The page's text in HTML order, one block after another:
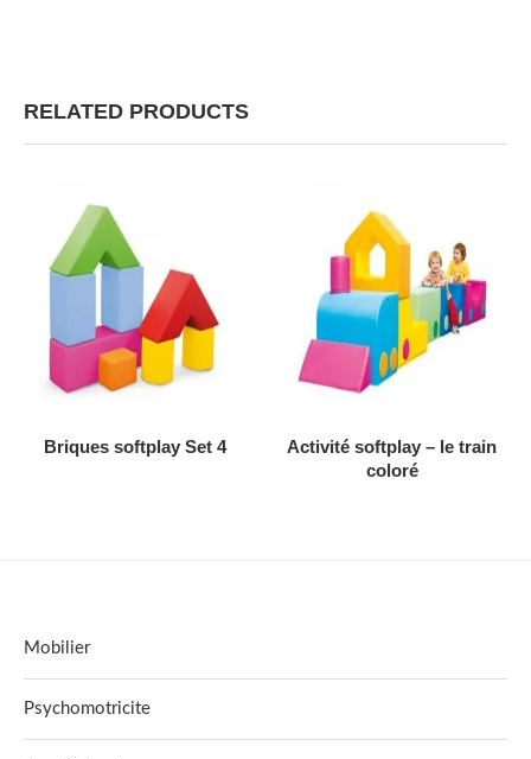
RELATED PRODUCTS
AJOUTER AU DEVIS
Briques softplay Set 4 AJOUTER AU DEVIS
Activité softplay – le train
coloré
Mobilier
Psychomotricite